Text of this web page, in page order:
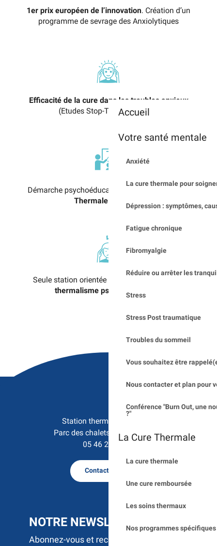
Accueil
Votre santé mentale
Anxiété
La cure thermale pour
Dépression : symptômes,
Fatigue chronique
Fibromyalgie
Réduire ou arrêter les
Stress
Stress Post traumatique
Troubles du sommeil
Vous souhaitez être
Nous contacter et plan pour
Conférence "Burn Out, une
?"
La Cure Thermale
La cure thermale
Une cure remboursée
Les soins thermaux
Nos programmes
1er prix européen de l’innovation. Création d’un
programme de sevrage des Anxiolytiques
Efficacité de la cure dans les troubles anxieux
(Etudes Stop-Tag et SPECTh)
Démarche psychoéducation assurée par
l’Ecole
Thermale du Stress
Seule station orientée
thermalisme psychosomatique
Station thermale de Saujon
Parc des chalets - 17600 Saujon
05 46 23 50 15
Contactez nous
NOTRE NEWSLETTER
Abonnez-vous et recevez par e-mail nos